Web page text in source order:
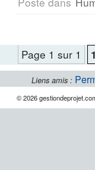
Page 1 sur 1 1
Liens amis :
© 2026